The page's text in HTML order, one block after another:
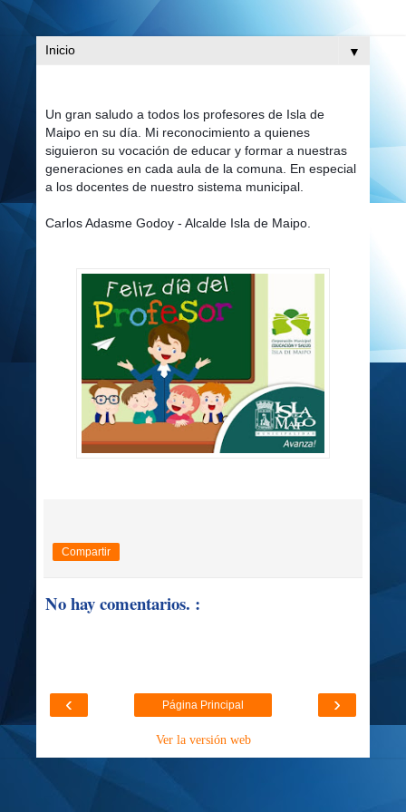
▼
Un gran saludo a todos los profesores de Isla de
Maipo en su día. Mi reconocimiento a quienes
siguieron su vocación de educar y formar a nuestras
generaciones en cada aula de la comuna. En especial
a los docentes de nuestro sistema municipal.
Carlos Adasme Godoy - Alcalde Isla de Maipo.
Compartir
No hay comentarios. :
‹ ›
Página Principal
Ver la versión web